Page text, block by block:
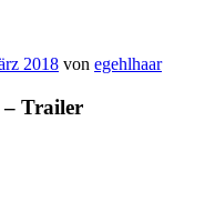
2018 von egehlhaar
– Trailer